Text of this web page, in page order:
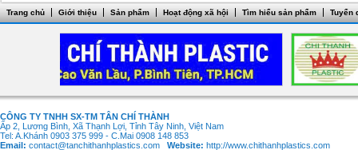
Trang chủ Giới thiệu Sản phẩm Hoạt động xã hội Tìm hiểu sản phẩm Tuyển
CÔNG TY TNHH SX-TM TÂN CHÍ THÀNH
Ấp 2, Lương Bình, Xã Thạnh Lợi, Tỉnh Tây Ninh, Việt Nam
Tel: A.Khánh 0903 375 999 - C.Mai 0908 148 853
Email: contact@tanchithanhplastics.com Website: http://www.chithanhplastics.com